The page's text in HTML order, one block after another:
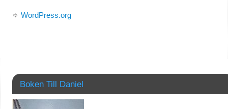
WordPress.org
Boken Till Daniel